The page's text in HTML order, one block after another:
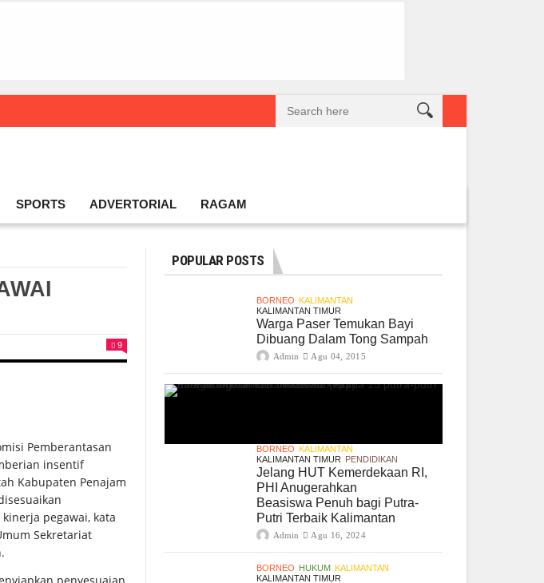
Temui Menteri Ekraf, Dorong Ekonomi Kreatif Lokal Naik Kelas Gembel PPU dan IGTKI Penajam Sukses Gelar
SPORTS ADVERTORIAL RAGAM
9
Pemberantasan
insentif
Kabupaten Penajam
pegawai, kata
Sekretariat
penyesuaian
POPULAR POSTS
BORNEO KALIMANTAN
KALIMANTAN TIMUR
Warga Paser Temukan Bayi
Dibuang Dalam Tong Sampah
Admin Agu 04, 2015
BORNEO KALIMANTAN
KALIMANTAN TIMUR PENDIDIKAN
Jelang HUT Kemerdekaan RI,
PHI Anugerahkan
Beasiswa Penuh bagi Putra-
Putri Terbaik Kalimantan
Admin Agu 16, 2024
BORNEO HUKUM KALIMANTAN
KALIMANTAN TIMUR